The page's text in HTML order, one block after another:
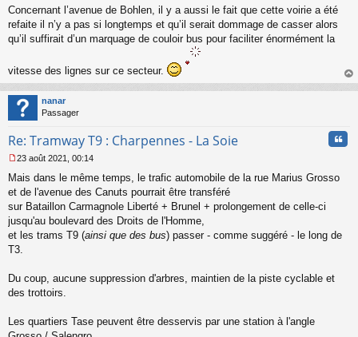
Concernant l’avenue de Bohlen, il y a aussi le fait que cette voirie a été
refaite il n’y a pas si longtemps et qu’il serait dommage de casser alors
qu’il suffirait d’un marquage de couloir bus pour faciliter énormément la
vitesse des lignes sur ce secteur.
au
nanar
Passager
Re: Tramway T9 : Charpennes - La Soie
e
s
s
g
e
n
n
u
23 août 2021, 00:14
Mais dans le même temps, le trafic automobile de la rue Marius Grosso
et de l'avenue des Canuts pourrait être transféré
sur Bataillon Carmagnole Liberté + Brunel + prolongement de celle-ci
jusqu'au boulevard des Droits de l'Homme,
et les trams T9 (ainsi que des bus) passer - comme suggéré - le long de
T3.
Du coup, aucune suppression d'arbres, maintien de la piste cyclable et
des trottoirs.
Les quartiers Tase peuvent être desservis par une station à l'angle